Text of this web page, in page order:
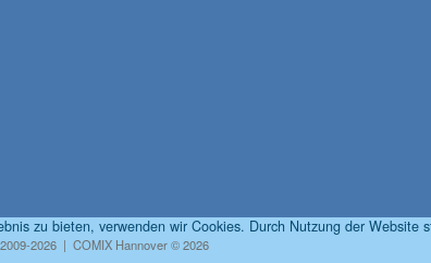
zu bieten, verwenden wir Cookies. Durch Nutzung der Website
2026 | COMIX Hannover © 2026